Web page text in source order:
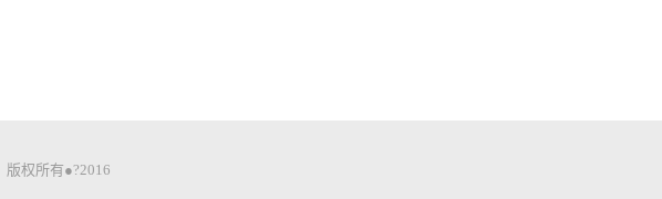
版权所有●?2016